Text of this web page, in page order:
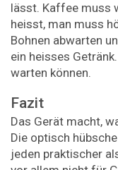
lässt. Kaffee muss
heisst, man muss
Bohnen abwarten
ein heisses
warten können.
Fazit
Das Gerät macht,
Die optisch
jeden praktischer